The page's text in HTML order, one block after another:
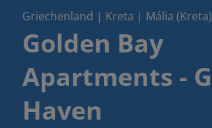
Griechenland | Kreta | Mália (Kreta)
Golden Bay
Apartments -
Haven